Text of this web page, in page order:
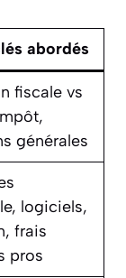
abordés
fiscale vs
générales
logiciels,
frais
pros